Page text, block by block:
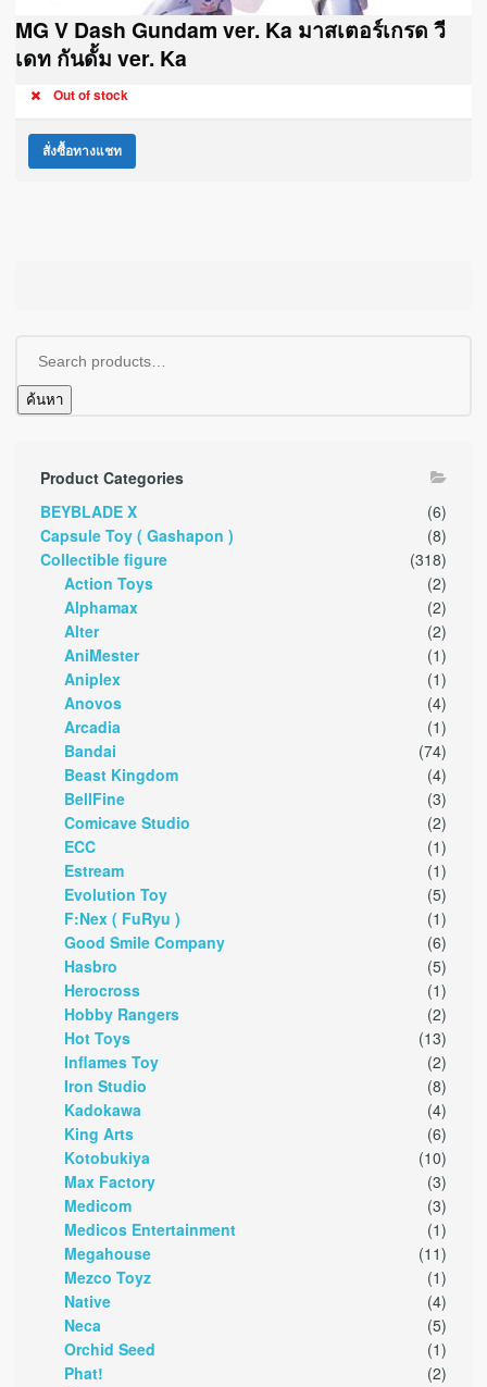
MG V Dash Gundam ver. Ka มาสเตอร์เกรด วี
เดท กันดั้ม ver. Ka
Out of stock
สั่งซื้อทางแชท
ค้นหา
Product Categories
BEYBLADE X
(6)
Capsule Toy ( Gashapon )
(8)
Collectible figure
(318)
Action Toys
(2)
Alphamax
(2)
Alter
(2)
AniMester
(1)
Aniplex
(1)
Anovos
(4)
Arcadia
(1)
Bandai
(74)
Beast Kingdom
(4)
BellFine
(3)
Comicave Studio
(2)
ECC
(1)
Estream
(1)
Evolution Toy
(5)
F:Nex ( FuRyu )
(1)
Good Smile Company
(6)
Hasbro
(5)
Herocross
(1)
Hobby Rangers
(2)
Hot Toys
(13)
Inflames Toy
(2)
Iron Studio
(8)
Kadokawa
(4)
King Arts
(6)
Kotobukiya
(10)
Max Factory
(3)
Medicom
(3)
Medicos Entertainment
(1)
Megahouse
(11)
Mezco Toyz
(1)
Native
(4)
Neca
(5)
Orchid Seed
(1)
Phat!
(2)